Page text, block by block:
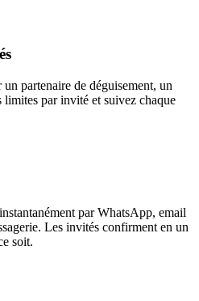
partenaire de déguisement, un
par invité et suivez chaque
par WhatsApp, email
Les invités confirment en un
soit.